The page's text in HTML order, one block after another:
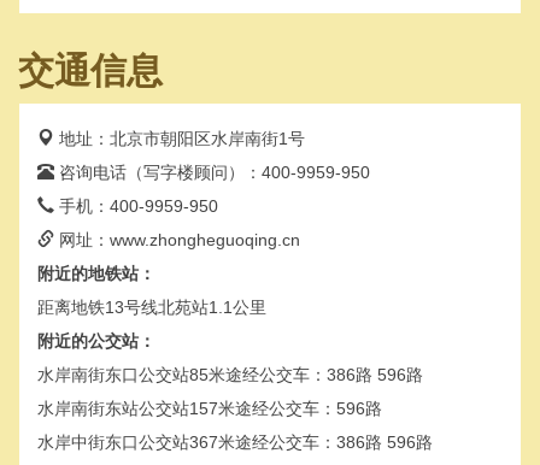
交通信息
地址：北京市朝阳区水岸南街1号
咨询电话（写字楼顾问）：400-9959-950
手机：400-9959-950
网址：www.zhongheguoqing.cn
附近的地铁站：
距离地铁13号线北苑站1.1公里
附近的公交站：
水岸南街东口公交站85米途经公交车：386路 596路
水岸南街东站公交站157米途经公交车：596路
水岸中街东口公交站367米途经公交车：386路 596路